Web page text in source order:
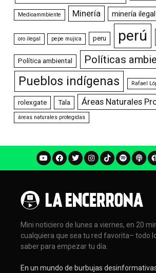
Medioammbiente Minería minería ilegal
oro ilegal pepe mujica peru perú
Política ambiental Políticas
Pueblos indígenas Rafael
rolexgate Tala Áreas Naturales
áreas naturales protegidas
Mini noticiero de lunes a viernes, en 20
cualquiera que sea tu red favorita– todo
saber para empezar tu día.
En un mundo de burbujas